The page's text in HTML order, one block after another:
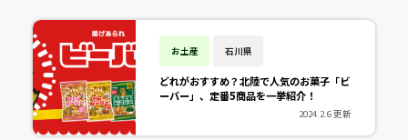
お土産 石川県
どれがおすすめ？北陸で人気のお菓子「ビ
ーバー」、定番5商品を一挙紹介！
2024.2.6 更新